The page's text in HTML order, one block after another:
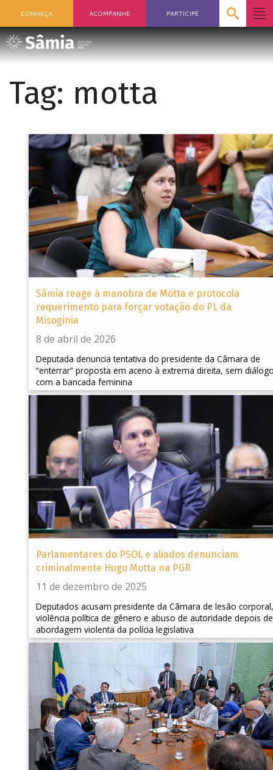
CONHEÇA ACOMPANHE PARTICIPE
Tag: motta
Sâmia reage à manobra de Motta e protocola
requerimento para forçar votação do PL da
Misoginia
8 de abril de 2026
Deputada denuncia tentativa do presidente da Câmara de
“enterrar” proposta em aceno à extrema direita, sem
com a bancada feminina
Parlamentares do PSOL e aliados denunciam
criminalmente Hugo Motta na PGR
11 de dezembro de 2025
Deputados acusam presidente da Câmara de lesão corporal,
violência política de gênero e abuso de autoridade depois de
abordagem violenta da polícia legislativa